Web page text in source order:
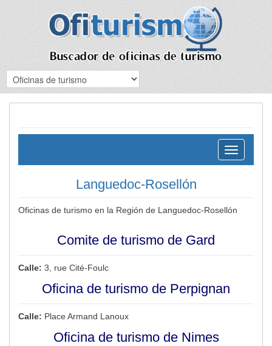
Toggle
navigation
Languedoc-Rosellón
Oficinas de turismo en la Región de Languedoc-Rosellón
Comite de turismo de Gard
Calle: 3, rue Cité-Foulc
Oficina de turismo de Perpignan
Calle: Place Armand Lanoux
Oficina de turismo de Nimes